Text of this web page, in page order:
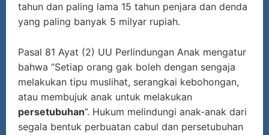
tahun dan paling lama 15 tahun penjara dan denda
yang paling banyak 5 milyar rupiah.
Pasal 81 Ayat (2) UU Perlindungan Anak mengatur
bahwa “Setiap orang gak boleh dengan sengaja
melakukan tipu muslihat, serangkai kebohongan,
atau membujuk anak untuk melakukan
persetubuhan”. Hukum melindungi anak-anak dari
segala bentuk perbuatan cabul dan persetubuhan